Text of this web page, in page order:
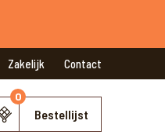
Zakelijk Contact
0
Bestellijst